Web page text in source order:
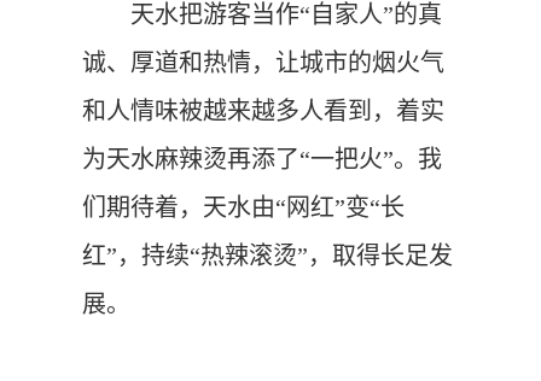
天水把游客当作“自家人”的真
诚、厚道和热情，让城市的烟火气
和人情味被越来越多人看到，着实
为天水麻辣烫再添了“一把火”。我
们期待着，天水由“网红”变“长
红”，持续“热辣滚烫”，取得长足发
展。